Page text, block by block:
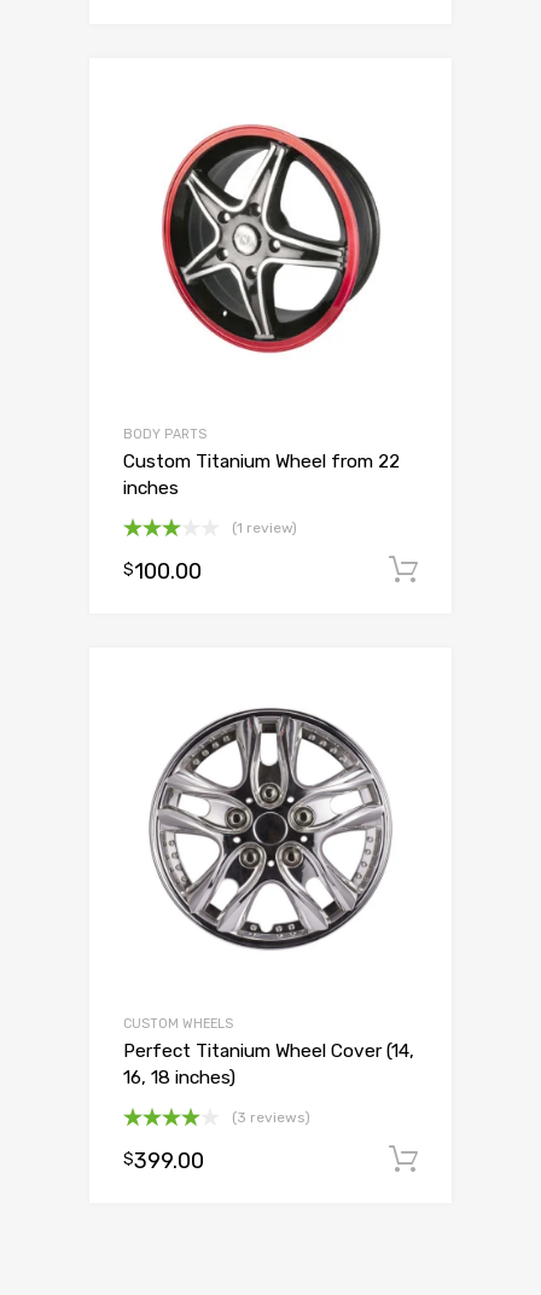
BODY PARTS
Custom Titanium Wheel from 22
inches
3.00
(1 review)
$100.00
CUSTOM WHEELS
Perfect Titanium Wheel Cover (14,
16, 18 inches)
4.00na
(3 reviews)
$399.00